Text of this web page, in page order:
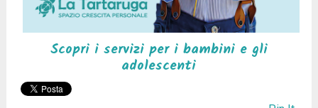
Scopri i servizi per i bambini e gli
adolescenti